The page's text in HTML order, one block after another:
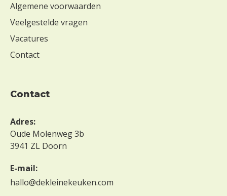
Algemene voorwaarden
Veelgestelde vragen
Vacatures
Contact
contact
Adres:
Oude Molenweg 3b
3941 ZL Doorn
E-mail:
hallo@dekleinekeuken.com